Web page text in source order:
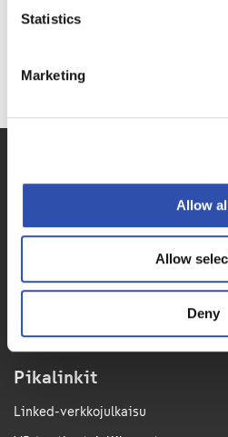
Statistics
Marketing
Allow
Allow
Deny
VR-Yhtymä Oyj
Puh. 029 4343
Radiokatu 3, 00240 Helsinki
Pikalinkit
Linked-verkkojulkaisu